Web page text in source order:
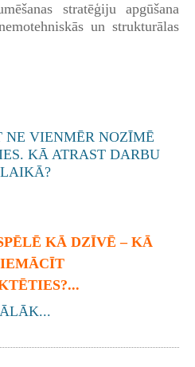
stratēģiju apgūšana
un strukturālas
KĀ DZĪVĒ – KĀ